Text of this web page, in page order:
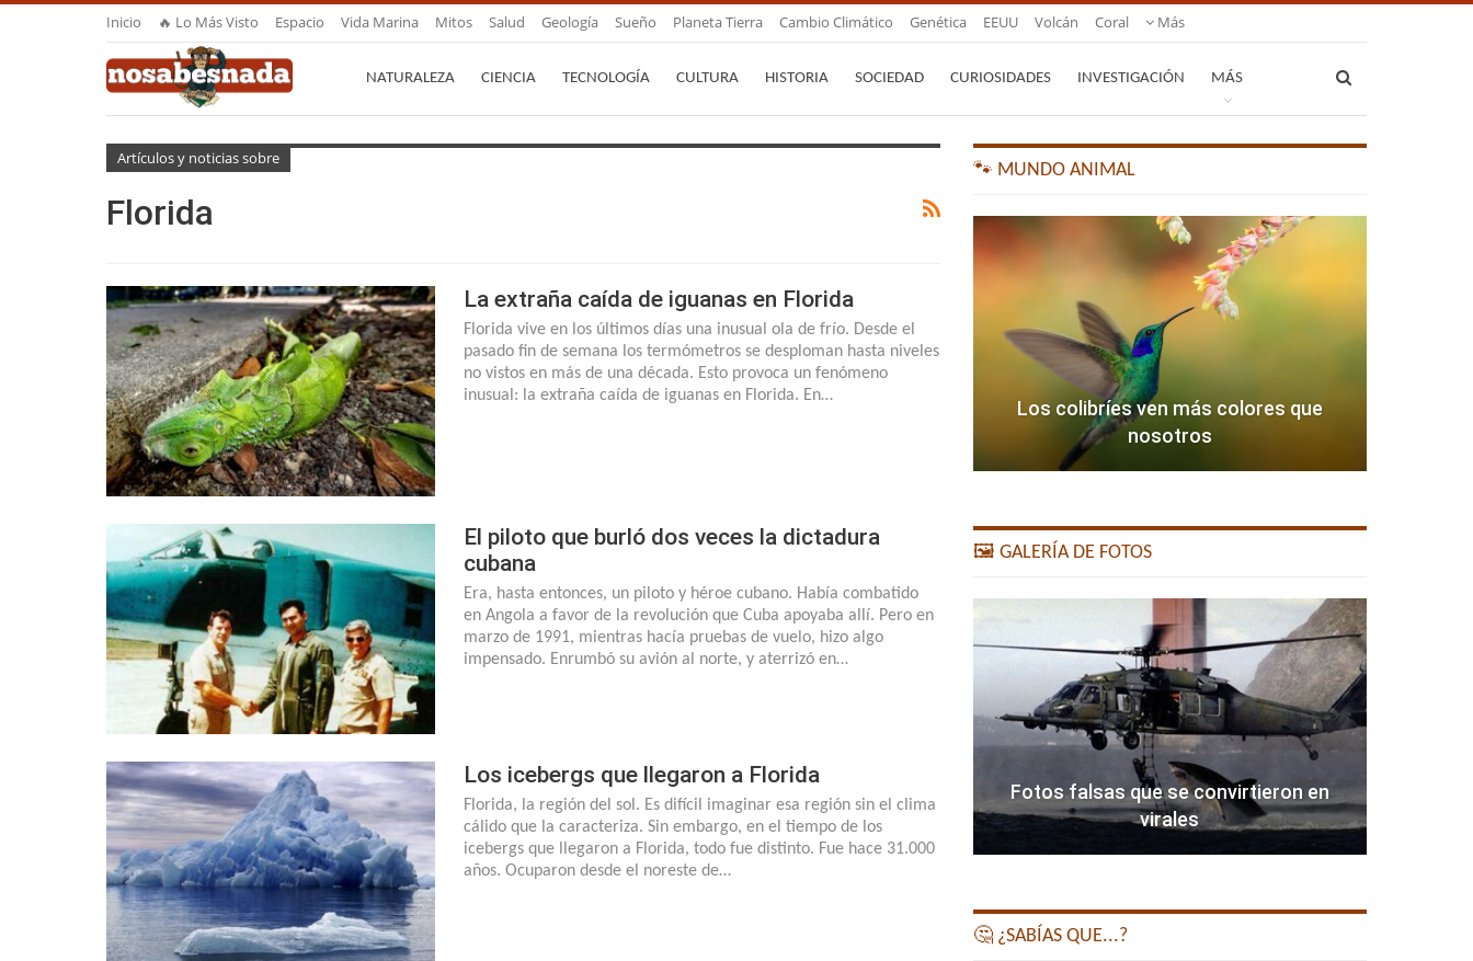
Inicio 🔥 Lo Más Visto Espacio Vida Marina Mitos Salud Geología Sueño Planeta Tierra Cambio Climático Genética EEUU Volcán Coral Más
NATURALEZA CIENCIA TECNOLOGÍA CULTURA HISTORIA SOCIEDAD CURIOSIDADES INVESTIGACIÓN MÁS
Artículos y noticias sobre
Florida
La extraña caída de iguanas en Florida
Florida vive en los últimos días una inusual ola de frío. Desde el
pasado fin de semana los termómetros se desploman hasta niveles
no vistos en más de una década. Esto provoca un fenómeno
inusual: la extraña caída de iguanas en Florida. En…
El piloto que burló dos veces la dictadura
cubana
Era, hasta entonces, un piloto y héroe cubano. Había combatido
en Angola a favor de la revolución que Cuba apoyaba allí. Pero en
marzo de 1991, mientras hacía pruebas de vuelo, hizo algo
impensado. Enrumbó su avión al norte, y aterrizó en…
Los icebergs que llegaron a Florida
Florida, la región del sol. Es difícil imaginar esa región sin el clima
cálido que la caracteriza. Sin embargo, en el tiempo de los
icebergs que llegaron a Florida, todo fue distinto. Fue hace 31.000
años. Ocuparon desde el noreste de…
🐾 MUNDO ANIMAL
Los colibríes ven más colores que
nosotros
🖼️ GALERÍA DE FOTOS
Fotos falsas que se convirtieron en
virales
🤔 ¿SABÍAS QUE...?